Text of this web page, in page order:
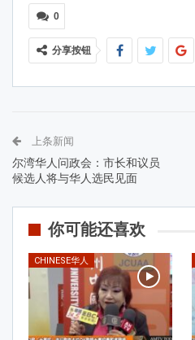
0
分享按钮
上条新闻
尔湾华人问政会：市长和议员
候选人将与华人选民见面
你可能还喜欢
CHINESE华人